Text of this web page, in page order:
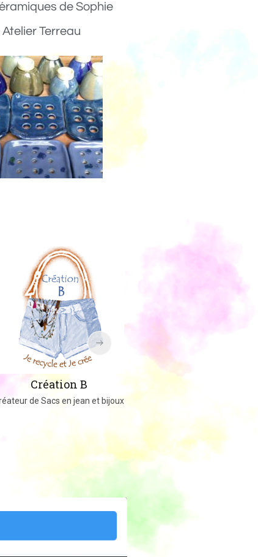
de Sophie
Atelier Terreau
Création B
de Sacs en jean et bijoux
Créations au crochet ou tricot